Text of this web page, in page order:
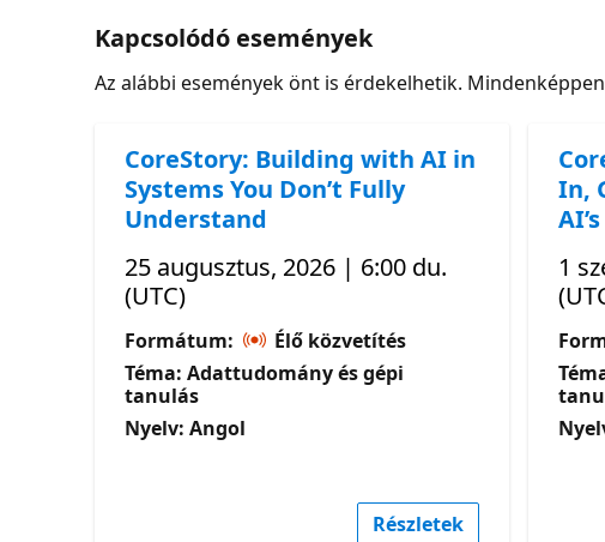
Kapcsolódó események
Az alábbi események önt is érdekelhetik.
CoreStory: Building with AI in
Systems You Don’t Fully
Understand
25 augusztus, 2026 | 6:00 du.
(UTC)
Formátum:
Élő közvetítés
Téma: Adattudomány és gépi
tanulás
Nyelv: Angol
Részletek
In,
1